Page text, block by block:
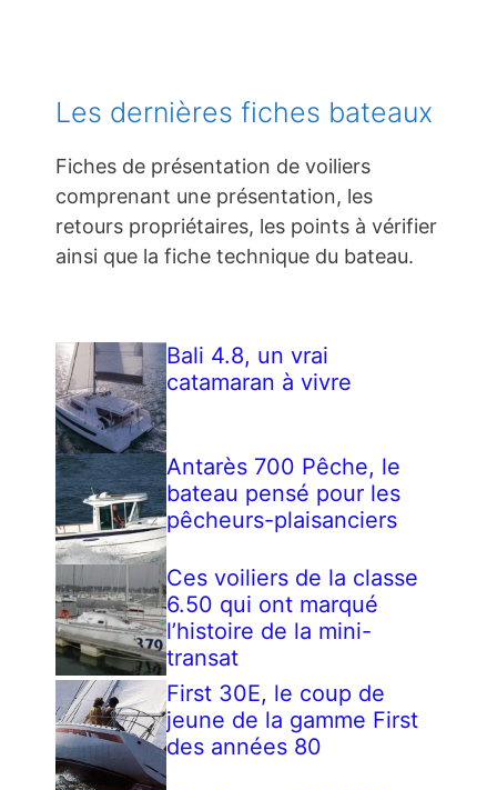
Les dernières fiches bateaux
Fiches de présentation de voiliers
comprenant une présentation, les
retours propriétaires, les points à vérifier
ainsi que la fiche technique du bateau.
Bali 4.8, un vrai
catamaran à vivre
Antarès 700 Pêche, le
bateau pensé pour les
pêcheurs-plaisanciers
Ces voiliers de la classe
6.50 qui ont marqué
l’histoire de la mini-
transat
First 30E, le coup de
jeune de la gamme First
des années 80